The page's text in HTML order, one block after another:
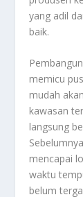
yang adil
baik.
memicu
mudah
kawasan
langsung
mencapai
waktu
belum